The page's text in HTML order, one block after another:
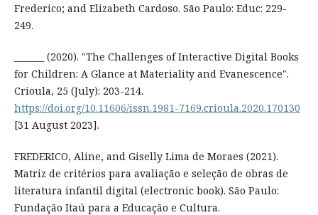
Frederico; and Elizabeth Cardoso. São Paulo: Educ: 229-
249.
_______ (2020). "The Challenges of Interactive Digital Books
for Children: A Glance at Materiality and Evanescence".
Crioula, 25 (July): 203-214.
https://doi.org/10.11606/issn.1981-7169.crioula.2020.170130
[31 August 2023].
FREDERICO, Aline, and Giselly Lima de Moraes (2021).
Matriz de critérios para avaliação e seleção de obras de
literatura infantil digital (electronic book). São Paulo:
Fundação Itaú para a Educação e Cultura.